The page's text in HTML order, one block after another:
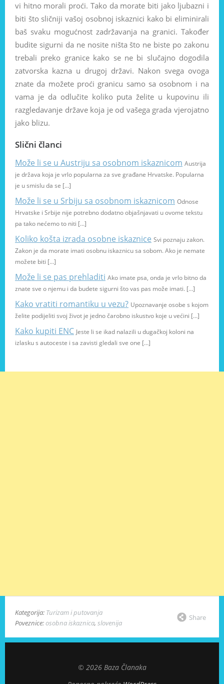
vi hitno morali proći. Tako da morate biti jako ljubazni i
biti što sličniji vašoj osobnoj iskaznici kako bi eliminirali
baš svaku mogućnost zadržavanja na granici. Također
budite sigurni da ne nosite ništa što ne biste po zakonu
trebali preko granice kako se ne bi slučajno dogodila
zatvorska kazna u drugoj državi. Nakon svega ovoga
znate da možete proći granicu samo sa osobnom i na
vama je da odlučite koliko puta želite u kupovinu ili
razgledavanje države koja je od vašega grada vjerojatno
jako blizu.
Slični članci
Može li se u Austriju sa osobnom iskaznicom Austrija
je država koja je vrlo popularna za sve građane Hrvatske. Popularna
je u smislu da se […]
Može li se u Srbiju sa osobnom iskaznicom Odnose
Hrvatske i Srbije nije potrebno dodatno objašnjavati u ovome tekstu
pa tako nećemo to niti […]
Koliko košta izrada osobne iskaznice Svi poznaju zakon.
Zakon je da morate imati osobnu iskaznicu sa sobom. Ako je nemate
možete biti […]
Može li se pas prehladiti Ako imate psa, onda je vrlo bitno da
znate sve o njemu i da budete sigurni što vas pas može imati. […]
Kako vratiti romantiku u vezu? Upoznavanje osobe s kojom
želite podijeliti svoj život je jedno čarobno iskustvo koje u većini […]
Kako kupiti ENC Jeste li se ikad nalazili u dugačkoj koloni na
izlasku s autoceste i sa zavisti gledali sve one […]
Kategorija: Turizam i putovanja
Poveznice:osobna iskaznica, slovenija
Share
© 2026 Baza Članaka